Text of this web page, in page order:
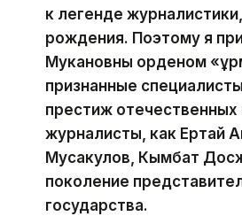
к легенде
рождения. Поэтому я
Мукановны орденом
признанные
престиж отечественных
журналисты, как Ертай
Мусакулов, Кымбат
поколение
государства.